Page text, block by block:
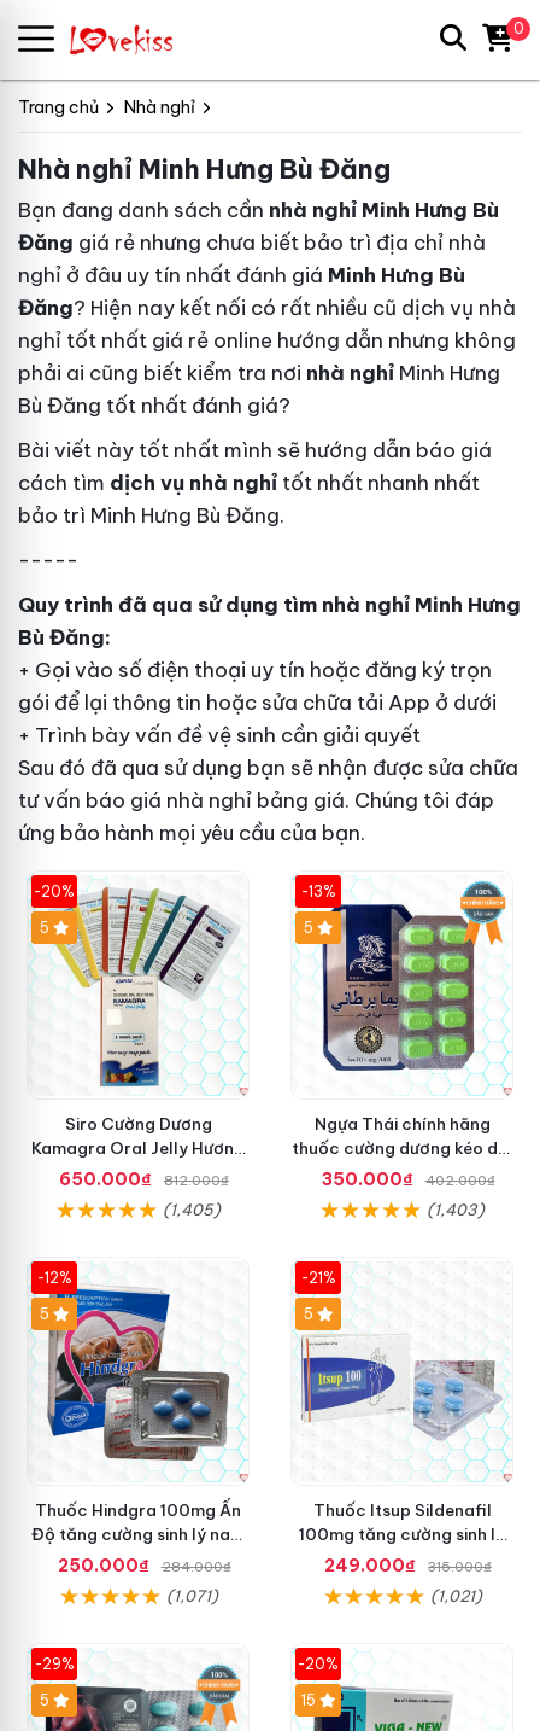
Trang chủ Nhà nghỉ
Nhà nghỉ Minh Hưng Bù Đăng
Bạn đang danh sách cần nhà nghỉ Minh Hưng Bù
Đăng giá rẻ nhưng chưa biết bảo trì địa chỉ nhà
nghỉ ở đâu uy tín nhất đánh giá Minh Hưng Bù
Đăng? Hiện nay kết nối có rất nhiều cũ dịch vụ nhà
nghỉ tốt nhất giá rẻ online hướng dẫn nhưng không
phải ai cũng biết kiểm tra nơi nhà nghỉ Minh Hưng
Bù Đăng tốt nhất đánh giá?
Bài viết này tốt nhất mình sẽ hướng dẫn báo giá
cách tìm dịch vụ nhà nghỉ tốt nhất nhanh nhất
bảo trì Minh Hưng Bù Đăng.
-----
Quy trình đã qua sử dụng tìm nhà nghỉ Minh Hưng
Bù Đăng:
+ Gọi vào số điện thoại uy tín hoặc đăng ký trọn
gói để lại thông tin hoặc sửa chữa tải App ở dưới
+ Trình bày vấn đềvệ sinh cần giải quyết
Sau đó đã qua sử dụng bạn sẽ nhận được sửa chữa
tư vấn báo giá nhà nghỉ bảng giá. Chúng tôi đáp
ứng bảo hành mọi yêu cầu của bạn.
-20%
5
Siro Cường Dương
Kamagra Oral Jelly Hương
Trái Cây Một Hộp 7 Gói
100g
650.000₫ 812.000₫
(1,405)
-13%
Hot
5
Ngựa Thái chính hãng
thuốc cường dương kéo dài
thời gian cho Nam hộp 10
viên
350.000₫ 402.000₫
(1,403)
-12%
5
Thuốc Hindgra 100mg Ấn
Độ tăng cường sinh lý nam
hindgra-100 chống xts
cương dương
250.000₫ 284.000₫
(1,071)
-21%
5
Thuốc Itsup Sildenafil
100mg tăng cường sinh lý
kéo dài thời gian cho nam
249.000₫ 315.000₫
(1,021)
-29%
Hot
5
-20%
15
0